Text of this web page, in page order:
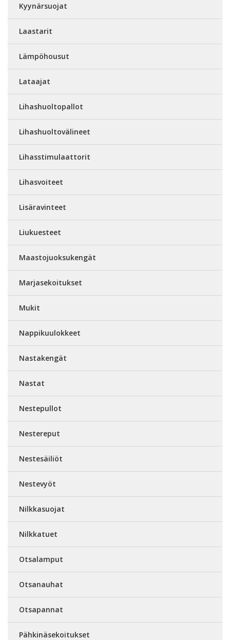
Kyynärsuojat
Laastarit
Lämpöhousut
Lataajat
Lihashuoltopallot
Lihashuoltovälineet
Lihasstimulaattorit
Lihasvoiteet
Lisäravinteet
Liukuesteet
Maastojuoksukengät
Marjasekoitukset
Mukit
Nappikuulokkeet
Nastakengät
Nastat
Nestepullot
Nestereput
Nestesäiliöt
Nestevyöt
Nilkkasuojat
Nilkkatuet
Otsalamput
Otsanauhat
Otsapannat
Pähkinäsekoitukset